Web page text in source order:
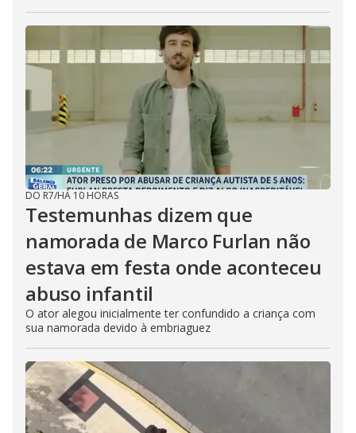
DO R7/HÁ 10 HORAS
Testemunhas dizem que
namorada de Marco Furlan não
estava em festa onde aconteceu
abuso infantil
O ator alegou inicialmente ter confundido a criança com
sua namorada devido à embriaguez